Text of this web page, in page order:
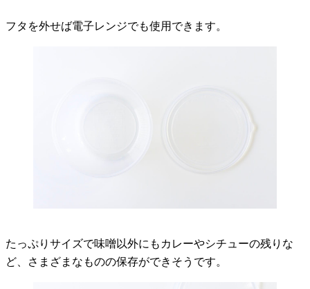
フタを外せば電子レンジでも使用できます。
たっぷりサイズで味噌以外にもカレーやシチューの残りな
ど、さまざまなものの保存ができそうです。